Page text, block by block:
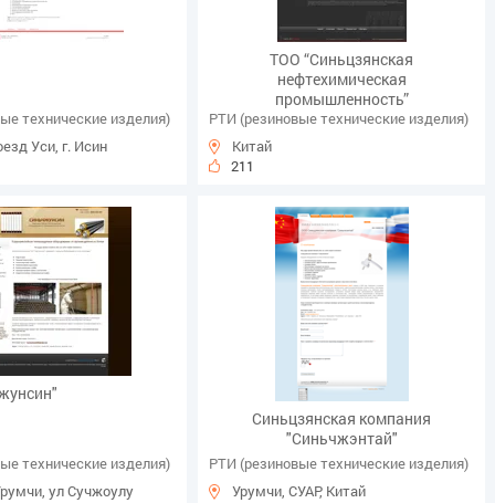
технические изделия)
Уси, г. Исин
ТОО “Синьцзянская
нефтехимическая
промышленность”
РТИ (резиновые технические изделия)
Китай
211
технические изделия)
ул Сучжоулу
Синьцзянская компания
"Синьчжэнтай"
РТИ (резиновые технические изделия)
Урумчи, СУАР, Китай